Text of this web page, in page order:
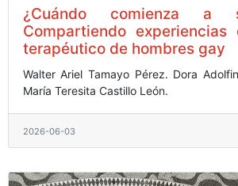
¿Cuándo comienza a
Compartiendo
terapéutico de hombres gay
Walter Ariel Tamayo Pérez. Dora
María Teresita Castillo León.
2026-06-03